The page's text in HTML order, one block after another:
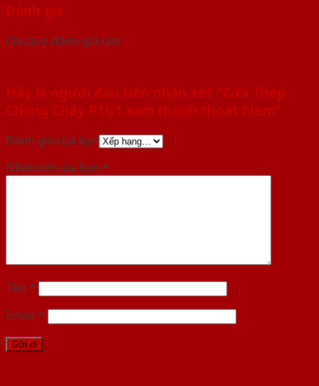
Đánh giá
Chưa có đánh giá nào.
Hãy là người đầu tiên nhận xét “Cửa Thép
Chống Cháy P1G1 xam thanh thoat hiem”
Đánh giá của bạn
Nhận xét của bạn *
Tên *
Email *